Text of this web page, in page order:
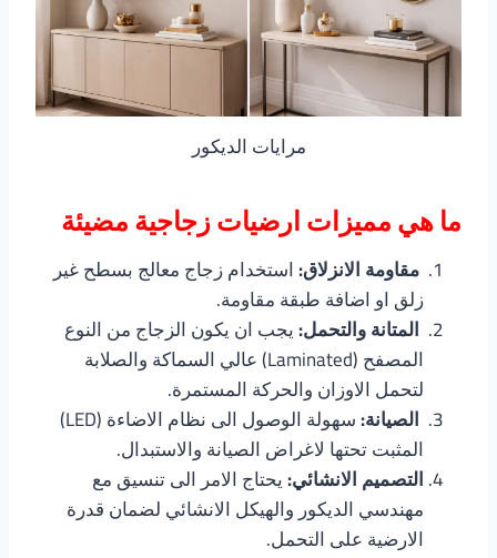
مرايات الديكور
ما هي مميزات ارضيات زجاجية مضيئة
مقاومة الانزلاق:استخدام زجاج معالج بسطح غير
زلق او اضافة طبقة مقاومة.
المتانة والتحمل:يجب ان يكون الزجاج من النوع
المصفح (Laminated) عالي السماكة والصلابة
لتحمل الاوزان والحركة المستمرة.
الصيانة:
سهولة الوصول الى نظام الاضاءة (LED)
المثبت تحتها لاغراض الصيانة والاستبدال.
التصميم الانشائي:يحتاج الامر الى تنسيق مع
مهندسي الديكور والهيكل الانشائي لضمان قدرة
الارضية على التحمل.